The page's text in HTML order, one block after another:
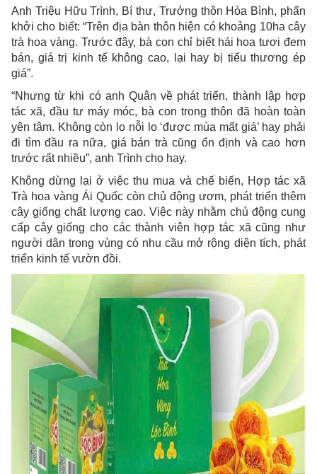
Anh Triệu Hữu Trình, Bí thư, Trưởng thôn Hòa Bình, phấn
khởi cho biết: “Trên địa bàn thôn hiện có khoảng 10ha cây
trà hoa vàng. Trước đây, bà con chỉ biết hái hoa tươi đem
bán, giá trị kinh tế không cao, lại hay bị tiểu thương ép
giá”.
“Nhưng từ khi có anh Quân về phát triển, thành lập hợp
tác xã, đầu tư máy móc, bà con trong thôn đã hoàn toàn
yên tâm. Không còn lo nỗi lo ‘được mùa mất giá’ hay phải
đi tìm đầu ra nữa, giá bán trà cũng ổn định và cao hơn
trước rất nhiều”, anh Trình cho hay.
Không dừng lại ở việc thu mua và chế biến, Hợp tác xã
Trà hoa vàng Ái Quốc còn chủ động ươm, phát triển thêm
cây giống chất lượng cao. Việc này nhằm chủ động cung
cấp cây giống cho các thành viên hợp tác xã cũng như
người dân trong vùng có nhu cầu mở rộng diện tích, phát
triển kinh tế vườn đồi.